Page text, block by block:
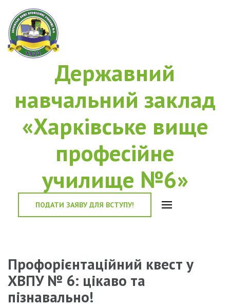
Державний
навчальний заклад
«Харківське вище
професійне
училище №6»
ПОДАТИ ЗАЯВУ ДЛЯ ВСТУПУ!
Профорієнтаційний квест у
ХВПУ № 6: цікаво та
пізнавально!